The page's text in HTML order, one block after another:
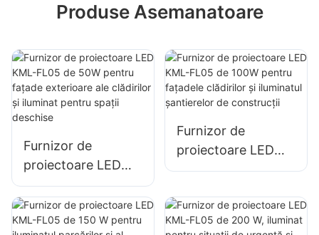
Produse Asemanatoare
Furnizor de
proiectoare LED
KML-FL05 de 50W
pentru fațade
exterioare ale
Furnizor de
proiectoare LED
KML-FL05 de 100W
clădirilor și
iluminatul